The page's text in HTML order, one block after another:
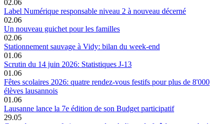
02.06
Label Numérique responsable niveau 2 à nouveau décerné
02.06
Un nouveau guichet pour les familles
02.06
Stationnement sauvage à Vidy: bilan du week-end
01.06
Scrutin du 14 juin 2026: Statistiques J-13
01.06
Fêtes scolaires 2026: quatre rendez-vous festifs pour plus de 8'000
élèves lausannois
01.06
Lausanne lance la 7e édition de son Budget participatif
29.05